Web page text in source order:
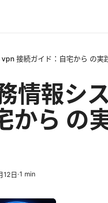
接続ガイド：自宅から の実
情報シ
から の
12日·1 min